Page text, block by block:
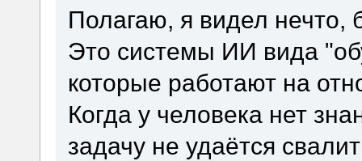
Полагаю, я видел нечто,
Это системы ИИ вида
которые работают на
Когда у человека нет
задачу не удаётся